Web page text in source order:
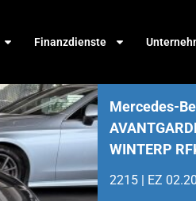
Finanzdienste
Mercedes-
WINTERP
2215 | EZ